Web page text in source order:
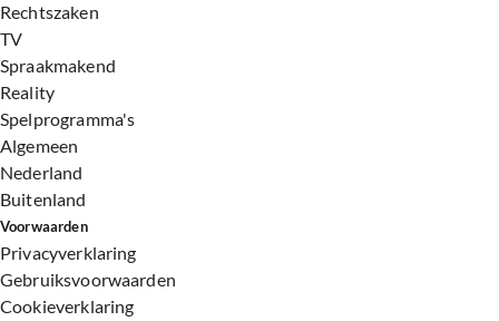
Rechtszaken
TV
Spraakmakend
Reality
Spelprogramma's
Algemeen
Nederland
Buitenland
Voorwaarden
Privacyverklaring
Gebruiksvoorwaarden
Cookieverklaring